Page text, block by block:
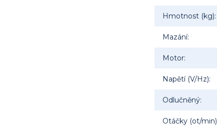
Hmotnost (kg):
Mazání:
Motor:
Napětí (V/Hz):
Odlučněný:
Otáčky (ot/min)